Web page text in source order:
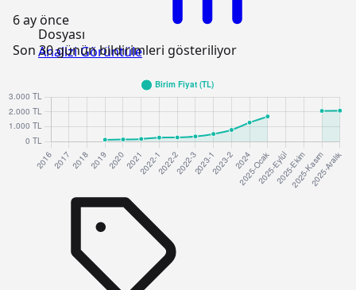
6 ay önce
Son 30 günün bildirimleri gösteriliyor
Dosyası
Analizi Görüntüle